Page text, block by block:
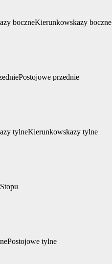
Kierunkowskazy boczne
Postojowe przednie
Kierunkowskazy tylne
Stopu
Postojowe tylne